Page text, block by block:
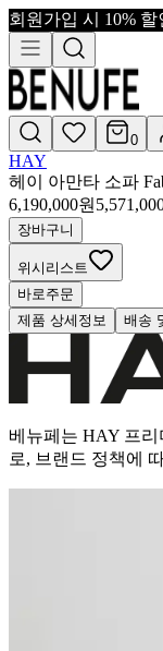
회원가입 시 10%
0
HAY
헤이 아만타 소파
6,190,000원
장바구니
위시리스트
바로주문
제품 상세정보
배송
베뉴페는 HAY 프
로, 브랜드 정책에